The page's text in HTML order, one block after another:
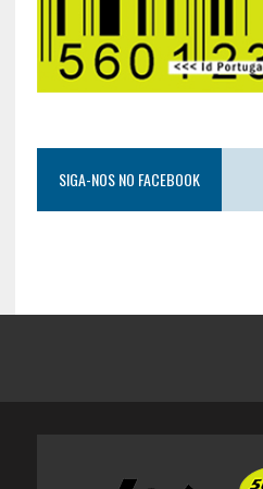
SIGA-NOS NO FACEBOOK